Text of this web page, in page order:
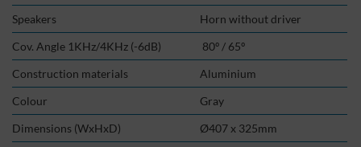
Speakers
Horn without driver
Cov. Angle 1KHz/4KHz (-6dB)
80º / 65º
Construction materials
Aluminium
Colour
Gray
Dimensions (WxHxD)
Ø407 x 325mm